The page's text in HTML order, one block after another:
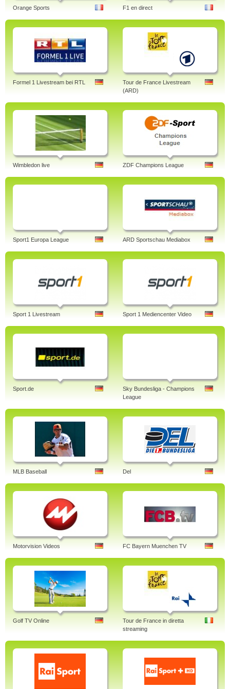
Orange Sports F1 en direct
Formel 1 Livestream bei RTL
Tour de France Livestream
(ARD)
Wimbledon live ZDF Champions League
Sport1 Europa League ARD Sportschau Mediabox
Sport 1 Livestream Sport 1 Mediencenter Video
Sport.de
Sky Bundesliga - Champions
League
MLB Baseball Del
Motorvision Videos FC Bayern Muenchen TV
Golf TV Online
Tour de France in diretta
streaming